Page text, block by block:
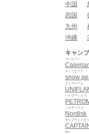
中国
四国
九州
沖縄
キャン
コールマン
snow
スノーピーク
ユニフレーム
ペトロマックス
Nordisk
ノルディスク
キャプテンスタ
DIY